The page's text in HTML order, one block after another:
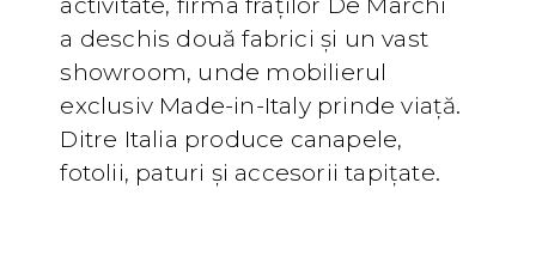
a deschis două fabrici și un vast
showroom, unde mobilierul
exclusiv Made-in-Italy prinde viață.
Ditre Italia produce canapele,
fotolii, paturi și accesorii tapițate.